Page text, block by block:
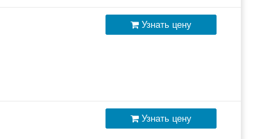
Узнать цену
Узнать цену